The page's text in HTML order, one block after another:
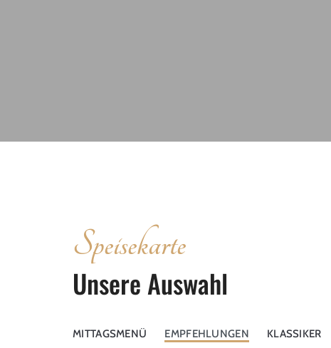
Speisekarte
Unsere Auswahl
MITTAGSMENÜ EMPFEHLUNGEN KLASSIKER